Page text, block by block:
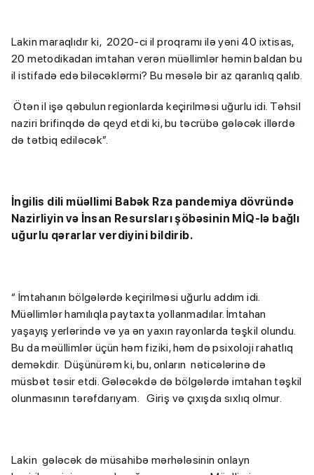
Lakin maraqlıdır ki, 2020-ci il proqramı ilə yəni 40 ixtisas,
20 metodikadan imtahan verən müəllimlər həmin baldan bu
il istifadə edə biləcəklərmi? Bu məsələ bir az qaranlıq qalıb.
Ötən il işə qəbulun regionlarda keçirilməsi uğurlu idi. Təhsil
naziri brifinqdə də qeyd etdi ki, bu təcrübə gələcək illərdə
də tətbiq ediləcək”.
İngilis dili müəllimi Babək Rza pandemiya dövründə
Nazirliyin və İnsan Resursları şöbəsinin MİQ-lə bağlı
uğurlu qərarlar verdiyini bildirib.
“ İmtahanın bölgələrdə keçirilməsi uğurlu addım idi.
Müəllimlər hamılıqla paytaxta yollanmadılar. İmtahan
yaşayış yerlərində və ya ən yaxın rayonlarda təşkil olundu.
Bu da məüllimlər üçün həm fiziki, həm də psixoloji rahatlıq
deməkdir. Düşünürəm ki, bu, onların nəticələrinə də
müsbət təsir etdi. Gələcəkdə də bölgələrdə imtahan təşkil
olunmasının tərəfdarıyam. Giriş və çıxışda sıxlıq olmur.
Lakin gələcək də müsahibə mərhələsinin onlayn